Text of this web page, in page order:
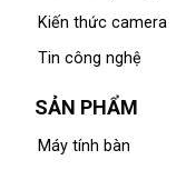
Kiến thức camera
Tin công nghệ
SẢN PHẨM
Máy tính bàn